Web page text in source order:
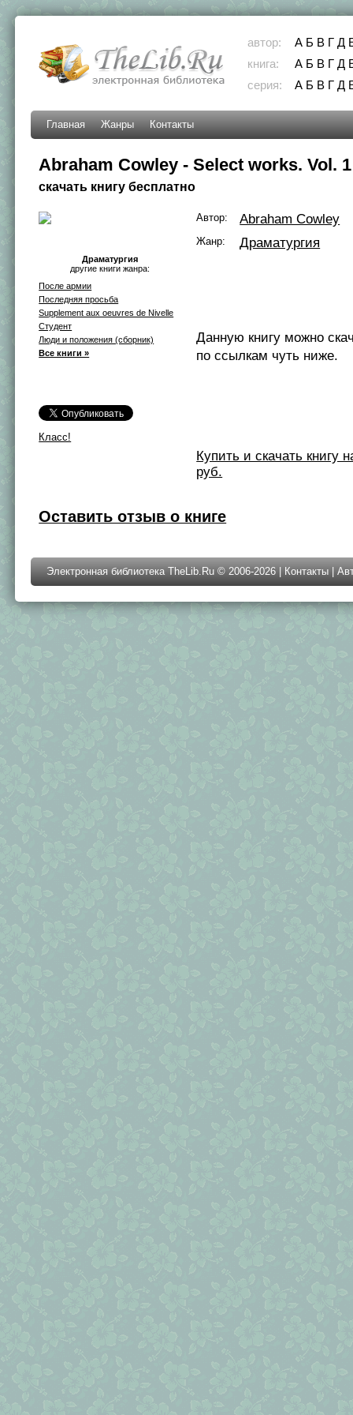
автор: А Б В Г Д
книга:
А Б В Г Д
серия:
А Б В Г Д
Главная Жанры Контакты
Abraham Cowley - Select works. Vol. 1
скачать книгу бесплатно
Драматургия
другие книги жанра:
После армии
Последняя просьба
Supplement aux oeuvres de Nivelle
Студент
Люди и положения (сборник)
Все книги »
Класс!
Автор: Abraham Cowley
Жанр: Драматургия
Данную книгу можно
по ссылкам чуть ниже.
Купить и скачать книгу
руб.
Оставить отзыв о книге
Электронная библиотека TheLib.Ru © 2006-2026 | Контакты |